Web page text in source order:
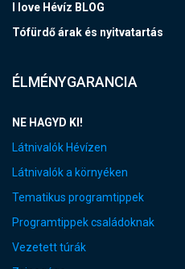
I love Hévíz BLOG
Tófürdő árak és nyitvatartás
ÉLMÉNYGARANCIA
NE HAGYD KI!
Látnivalók Hévízen
Látnivalók a környéken
Tematikus programtippek
Programtippek családoknak
Vezetett túrák